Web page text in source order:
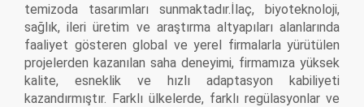
temizoda tasarımları sunmaktadır.İlaç, biyoteknoloji,
sağlık, ileri üretim ve araştırma altyapıları alanlarında
faaliyet gösteren global ve yerel firmalarla yürütülen
projelerden kazanılan saha deneyimi, firmamıza yüksek
kalite, esneklik ve hızlı adaptasyon kabiliyeti
kazandırmıştır. Farklı ülkelerde, farklı regülasyonlar ve